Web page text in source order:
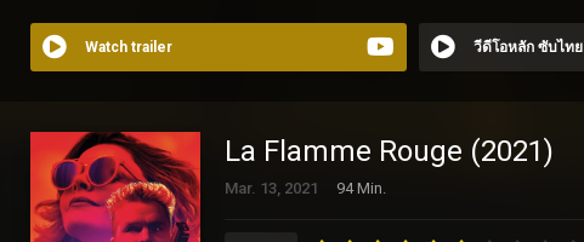
Watch trailer วีดีโอหลัก ซับไทย
La Flamme Rouge (2021)
Mar. 13, 2021 94 Min.